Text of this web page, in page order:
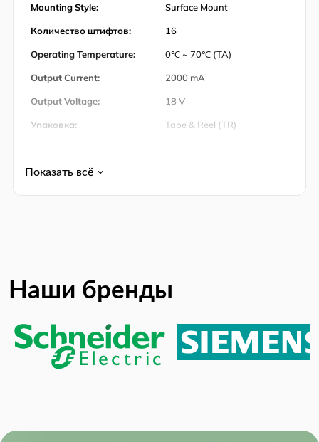
Mounting Style: Surface Mount
Количество штифтов: 16
Operating Temperature: 0℃ ~ 70℃ (TA)
Output Current: 2000 mA
Output Voltage: 18 V
Упаковка: Tape & Reel (TR)
RoHS:
Наши бренды